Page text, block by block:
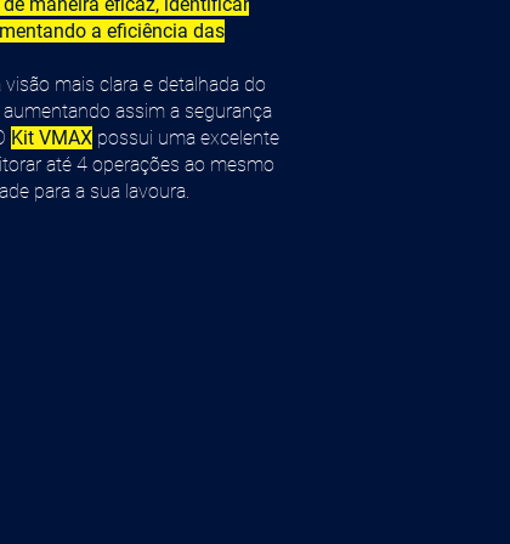
a eficiência das
mais clara e detalhada do
assim a segurança
Kit VMAX possui uma excelente
até 4 operações ao mesmo
para a sua lavoura.